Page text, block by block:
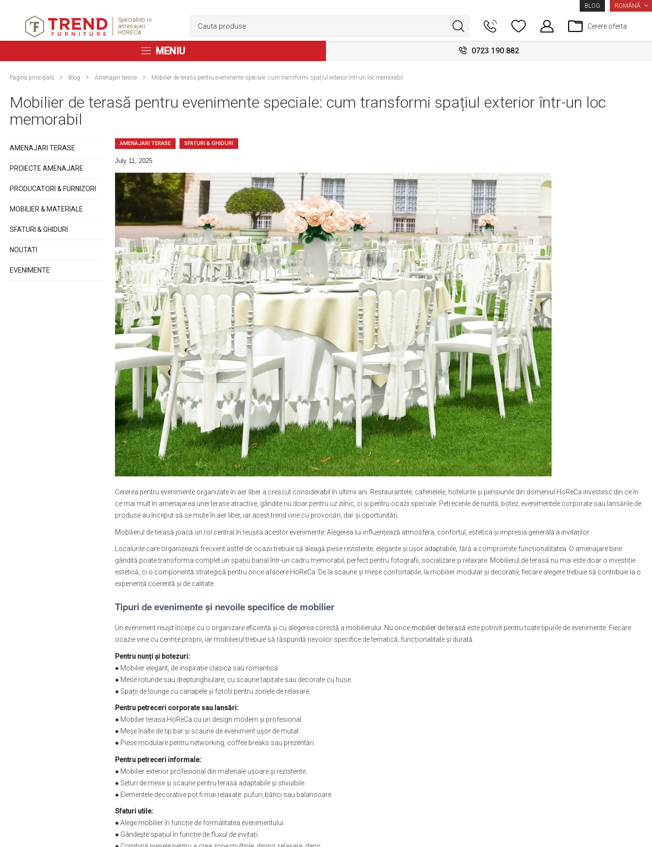
BLOG LIMBA
ROMÂNĂ
Specialisti in
amenajari
HORECA
Cerere oferta
MENIU 0723 190 882
Pagina principală Blog Amenajari terase Mobilier de terasă pentru evenimente speciale: cum transformi spațiul exterior într-un loc memorabil
Mobilier de terasă pentru evenimente speciale: cum transformi spațiul exterior într-un loc
memorabil
AMENAJARI TERASE SFATURI & GHIDURI
July 11, 2025
Cererea pentru evenimente organizate în aer liber a crescut considerabil în ultimii ani. Restaurantele, cafenelele, hotelurile și pensiunile din domeniul HoReCa investesc din ce în
ce mai mult în amenajarea unei terase atractive, gândite nu doar pentru uz zilnic, ci și pentru ocazii speciale. Petrecerile de nuntă, botez, evenimentele corporate sau lansările de
produse au început să se mute în aer liber, iar acest trend vine cu provocări, dar și oportunități.
Mobilierul de terasă joacă un rol central în reușita acestor evenimente. Alegerea lui influențează atmosfera, confortul, estetica și impresia generală a invitaților.
Localurile care organizează frecvent astfel de ocazii trebuie să aleagă piese rezistente, elegante și ușor adaptabile, fără a compromite funcționalitatea. O amenajare bine
gândită poate transforma complet un spațiu banal într-un cadru memorabil, perfect pentru fotografii, socializare și relaxare. Mobilierul de terasă nu mai este doar o investiție
estetică, ci o componentă strategică pentru orice afacere HoReCa. De la scaune și mese confortabile, la mobilier modular și decorativ, fiecare alegere trebuie să contribuie la o
experiență coerentă și de calitate.
Tipuri de evenimente și nevoile specifice de mobilier
Un eveniment reușit începe cu o organizare eficientă și cu alegerea corectă a mobilierului. Nu orice mobilier de terasă este potrivit pentru toate tipurile de evenimente. Fiecare
ocazie vine cu cerințe proprii, iar mobilierul trebuie să răspundă nevoilor specifice de tematică, funcționalitate și durată.
Pentru nunți și botezuri:
● Mobilier elegant, de inspirație clasică sau romantică.
● Mese rotunde sau dreptunghiulare, cu scaune tapițate sau decorate cu huse.
● Spații de lounge cu canapele și fotolii pentru zonele de relaxare.
Pentru petreceri corporate sau lansări:
● Mobilier terasa HoReCa cu un design modern și profesional.
● Mese înalte de tip bar și scaune de eveniment ușor de mutat.
● Piese modulare pentru networking, coffee breaks sau prezentări.
Pentru petreceri informale:
● Mobilier exterior profesional din materiale ușoare și rezistente.
● Seturi de mese și scaune pentru terasă adaptabile și stivuibile.
● Elementele decorative pot fi mai relaxate: pufuri, bănci sau balansoare.
Sfaturi utile:
● Alege mobilier în funcție de formalitatea evenimentului.
● Gândește spațiul în funcție de fluxul de invitați.
AMENAJARI TERASE
PROIECTE AMENAJARE
PRODUCATORI & FURNIZORI
MOBILIER & MATERIALE
SFATURI & GHIDURI
NOUTATI
EVENIMENTE